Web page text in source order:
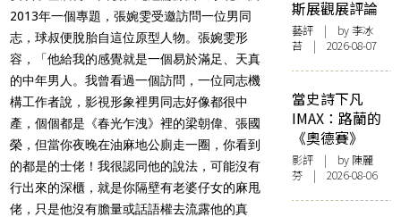
2013年一個專題，張婉雯受邀訪問一位男同
志，球叔便脫胎自這位原型人物。張婉雯形
容，「他給我的感覺就是一個易於滿足、天真
的中年男人。我曾看過一個訪問，一位同志機
構工作者說，影視形象裡男同志好像都很中
產，個個都是《春光乍洩》裡的梁朝偉、張國
榮，但當你夜晚在油麻地公廁走一圈，你看到
的都是的士佬！我很認同他的說法，可能沒有
行出來的深櫃，就是你隔壁有老婆仔女的麻甩
佬，只是他沒有膽量或話語權去流露他的真
斯展觀展評論
藝評 | by 李冰
苔 | 2026-08-07
當史詩下凡
IMAX：路蘭的
《奧德賽》
影評 | by 陳麗
芬 | 2026-08-06